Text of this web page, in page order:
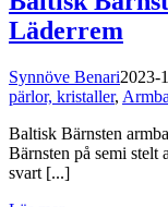
Läderrem
Synnöve Benari2023-
pärlor, kristaller,
Baltisk Bärnsten
Bärnsten på semi stelt
svart [...]